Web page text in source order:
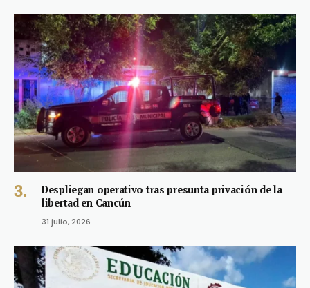
Despliegan operativo tras presunta privación de la
libertad en Cancún
31 julio, 2026